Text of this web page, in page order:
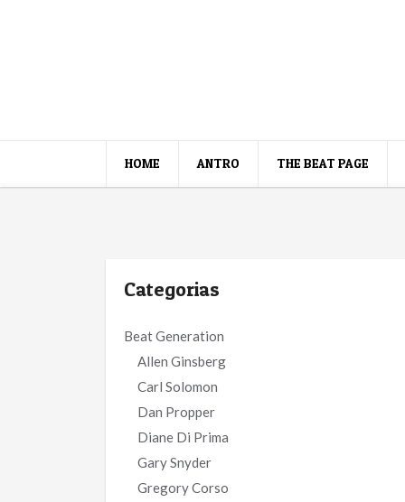
HOME ANTRO THE BEAT PAGE
Categorias
Beat Generation
Allen Ginsberg
Carl Solomon
Dan Propper
Diane Di Prima
Gary Snyder
Gregory Corso